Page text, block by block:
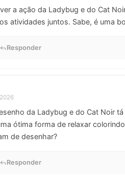
a ação da Ladybug e do Cat
atividades juntos. Sabe, é uma
Responder
da Ladybug e do Cat Noir tá
ótima forma de relaxar
de desenhar?
Responder